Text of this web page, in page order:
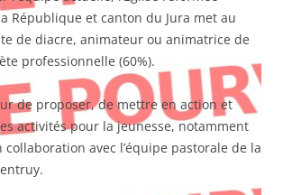
République et canton du Jura met au
de diacre, animateur ou animatrice de
professionnelle (60%).
de proposer, de mettre en action et
activités pour la jeunesse, notamment
collaboration avec l’équipe pastorale de la